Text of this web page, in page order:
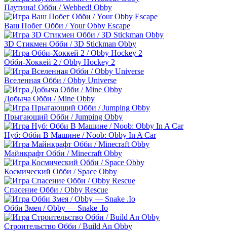
Паутина! Обби / Webbed! Obby
Ваш Побег Обби / Your Obby Escape
3D Стикмен Обби / 3D Stickman Obby
Обби-Хоккей 2 / Obby Hockey 2
Вселенная Обби / Obby Universe
Добыча Обби / Mine Obby
Прыгающий Обби / Jumping Obby
Нуб: Обби В Машине / Noob: Obby In A Car
Майнкрафт Обби / Minecraft Obby
Космический Обби / Space Obby
Спасение Обби / Obby Rescue
Обби Змея / Obby — Snake .Io
Строительство Обби / Build An Obby